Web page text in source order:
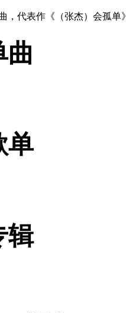
，代表作《（张杰）会孤单
曲
单
辑